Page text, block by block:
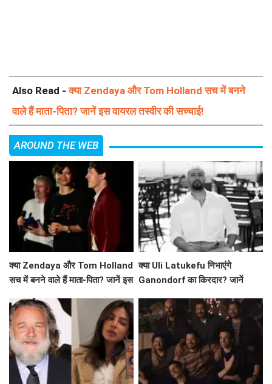
Also Read -क्या Zendaya और Tom Holland सच में बनने
वाले हैं माता-पिता? जानें इस वायरल तस्वीर की सच्चाई!
AROUND THE WEB
क्या Zendaya और Tom Holland
सच में बनने वाले हैं माता-पिता? जानें इस
क्या Uli Latukefu निभाएंगे
Ganondorf का किरदार? जानें